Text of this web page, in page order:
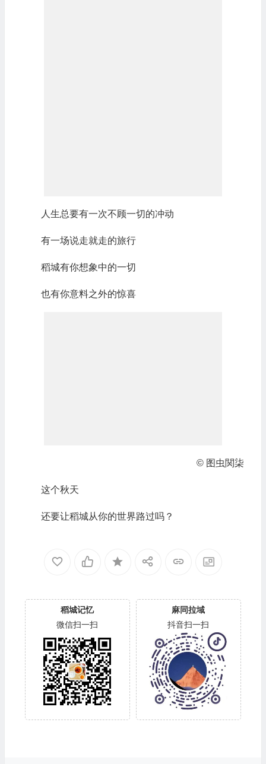
人生总要有一次不顾一切的冲动
有一场说走就走的旅行
稻城有你想象中的一切
也有你意料之外的惊喜
© 图虫関柒
这个秋天
还要让稻城从你的世界路过吗？
稻城记忆
微信扫一扫
麻同拉域
抖音扫一扫